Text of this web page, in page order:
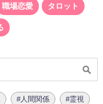
職場恋愛 タロット
#人間関係 #霊視